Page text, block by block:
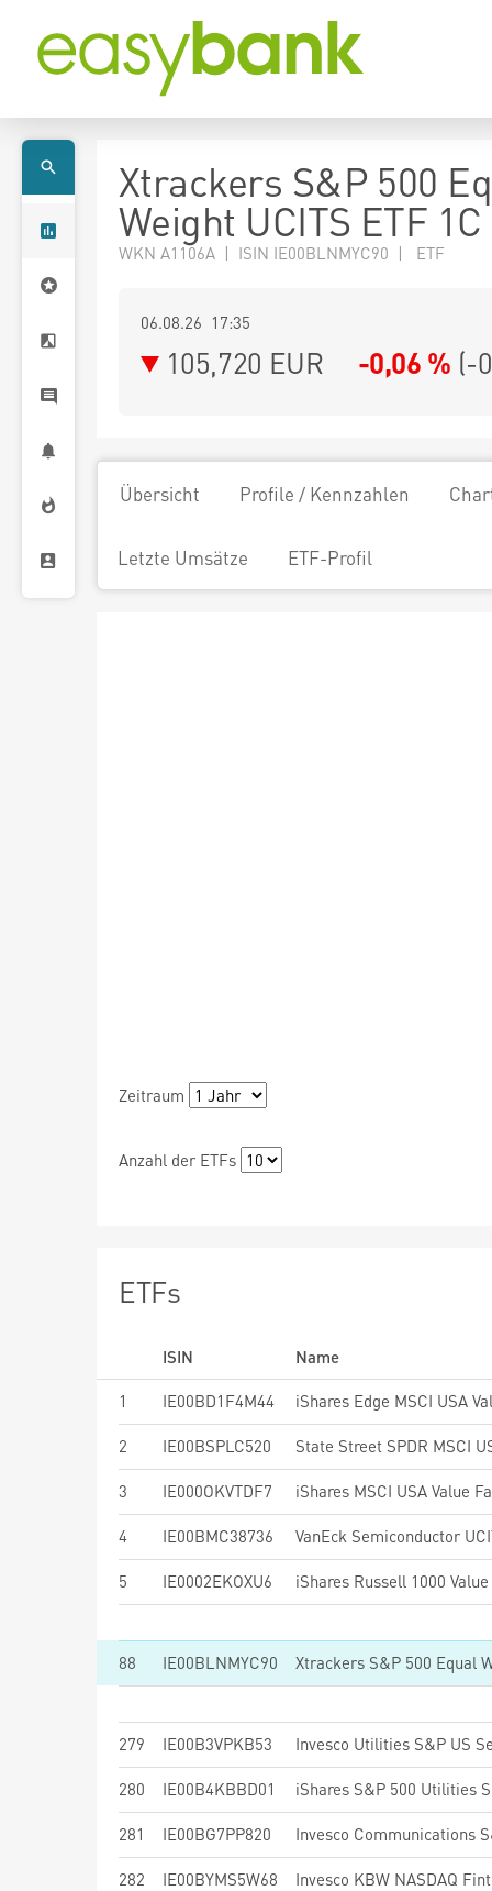
Xtrackers S&P 500
Weight UCITS ETF 1C
WKN A1106A | ISIN IE00BLNMYC90 | ETF
06.08.26 17:35
105,720 EUR -0,06 % (-
Übersicht Profile / Kennzahlen
Letzte Umsätze ETF-Profil
Zeitraum
Anzahl der ETFs
ETFs
ISIN
Name
1
IE00BD1F4M44
2 IE00BSPLC520 State Street SPDR MSCI
3 IE000OKVTDF7
4 IE00BMC38736 VanEck Semiconductor
5 IE0002EKOXU6 iShares Russell 1000
88 IE00BLNMYC90 Xtrackers S&P 500 Equal
279 IE00B3VPKB53 Invesco Utilities S&P US
280 IE00B4KBBD01 iShares S&P 500 Utilities
281 IE00BG7PP820
282 IE00BYMS5W68 Invesco KBW NASDAQ